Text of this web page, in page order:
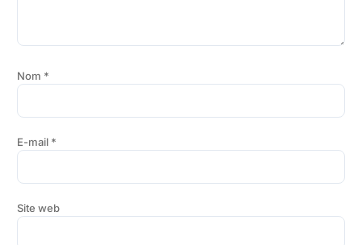
Nom *
E-mail *
Site web